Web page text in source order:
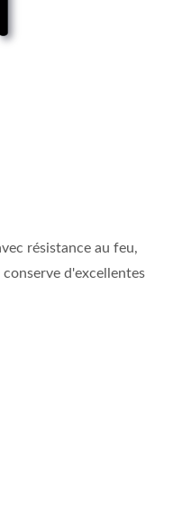
résistance au feu,
d'excellentes